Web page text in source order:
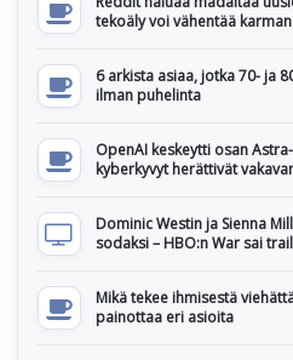
tekoäly voi vähentää
6 arkista asiaa, jotka 70- ja
ilman puhelinta
OpenAI keskeytti osan
kyberkyvyt herättivät
Dominic Westin ja Sienna
sodaksi – HBO:n War sai
Mikä tekee ihmisestä
painottaa eri asioita